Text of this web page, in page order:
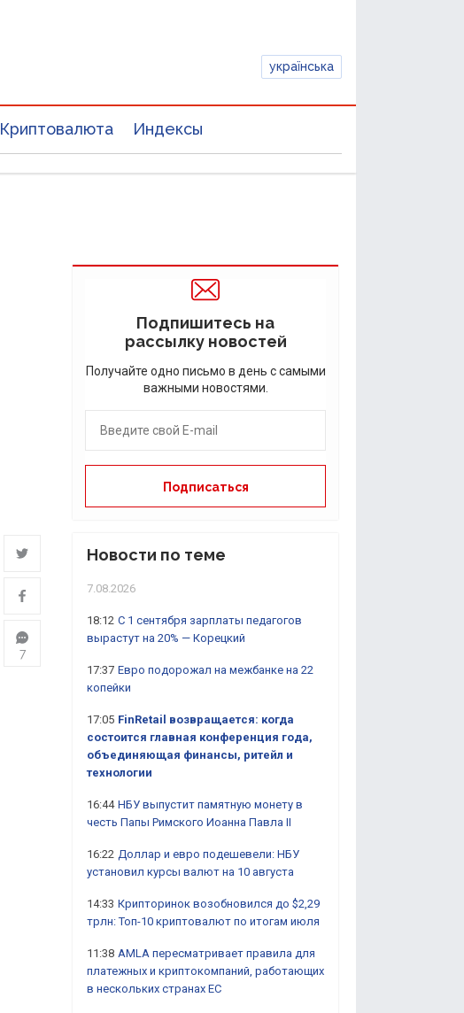
українська
Криптовалюта Индексы
7
Подпишитесь на
рассылку новостей
Получайте одно письмо в день с самыми
важными новостями.
Новости по теме
7.08.2026
18:12 С 1 сентября зарплаты педагогов
вырастут на 20% — Корецкий
17:37 Евро подорожал на межбанке на 22
копейки
17:05 FinRetail возвращается: когда
состоится главная конференция года,
объединяющая финансы, ритейл и
технологии
16:44 НБУ выпустит памятную монету в
честь Папы Римского Иоанна Павла II
16:22 Доллар и евро подешевели: НБУ
установил курсы валют на 10 августа
14:33 Крипторинок возобновился до $2,29
трлн: Топ-10 криптовалют по итогам июля
11:38 AMLA пересматривает правила для
платежных и криптокомпаний, работающих
в нескольких странах ЕС